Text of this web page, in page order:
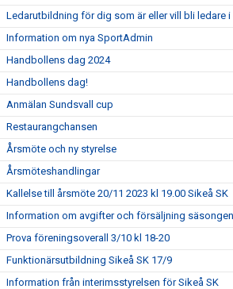
Ledarutbildning för dig som är eller vill bli ledare i
Information om nya SportAdmin
Handbollens dag 2024
Handbollens dag!
Anmälan Sundsvall cup
Restaurangchansen
Årsmöte och ny styrelse
Årsmöteshandlingar
Kallelse till årsmöte 20/11 2023 kl 19.00 Sikeå SK
Information om avgifter och försäljning
Prova föreningsoverall 3/10 kl 18-20
Funktionärsutbildning Sikeå SK 17/9
Information från interimsstyrelsen för Sikeå SK